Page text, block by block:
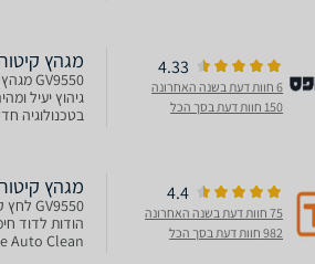
4.33
6 חוות דעת בשנה האחרונה
150 חוות דעת בסך הכל
מגהץ קיטור TEFAL GV9550 טפאל
גיהוץ יעיל
4.4
75 חוות דעת בשנה האחרונה
982 חוות דעת בסך הכל
מגהץ ‏קיטור Tefal GV9550 טפאל